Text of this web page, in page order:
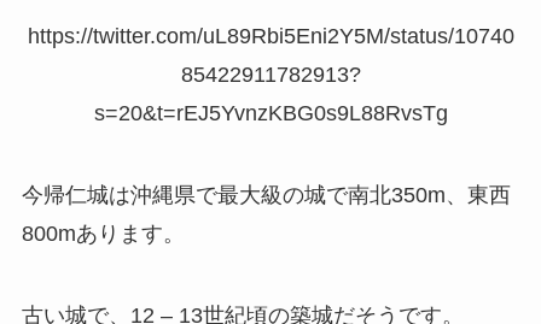
https://twitter.com/uL89Rbi5Eni2Y5M/status/10740
85422911782913?
s=20&t=rEJ5YvnzKBG0s9L88RvsTg
今帰仁城は沖縄県で最大級の城で南北350m、東西
800mあります。
古い城で、12 – 13世紀頃の築城だそうです。